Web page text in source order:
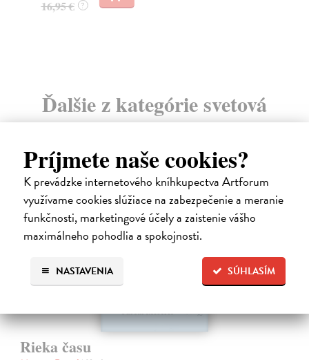
Príjmete naše cookies?
K prevádzke internetového kníhkupectva Artforum
využívame cookies slúžiace na zabezpečenie a meranie
funkčnosti, marketingové účely a zaistenie vášho
maximálneho pohodlia a spokojnosti.
SÚHLASÍM
NASTAVENIA
16,95 € ?
Ďalšie z kategórie svetová
na sklade
Rieka času